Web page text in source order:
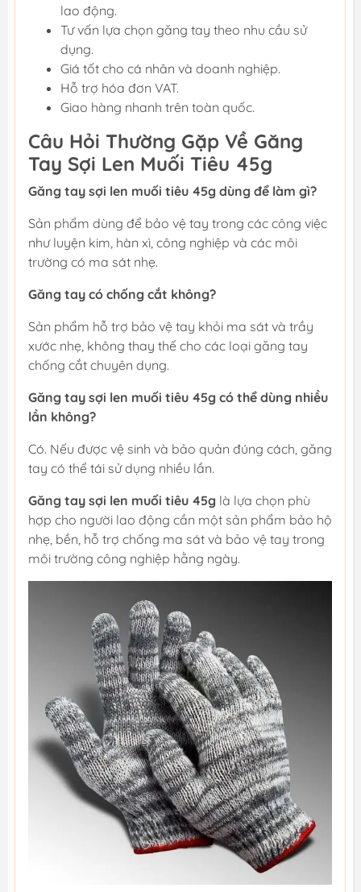
lao động.
Tư vấn lựa chọn găng tay theo nhu cầu sử
dụng.
Giá tốt cho cá nhân và doanh nghiệp.
Hỗ trợ hóa đơn VAT.
Giao hàng nhanh trên toàn quốc.
Câu Hỏi Thường Gặp Về Găng
Tay Sợi Len Muối Tiêu 45g
Găng tay sợi len muối tiêu 45g dùng để làm gì?
Sản phẩm dùng để bảo vệ tay trong các công việc
như luyện kim, hàn xì, công nghiệp và các môi
trường có ma sát nhẹ.
Găng tay có chống cắt không?
Sản phẩm hỗ trợ bảo vệ tay khỏi ma sát và trầy
xước nhẹ, không thay thế cho các loại găng tay
chống cắt chuyên dụng.
Găng tay sợi len muối tiêu 45g có thể dùng nhiều
lần không?
Có. Nếu được vệ sinh và bảo quản đúng cách, găng
tay có thể tái sử dụng nhiều lần.
Găng tay sợi len muối tiêu 45g là lựa chọn phù
hợp cho người lao động cần một sản phẩm bảo hộ
nhẹ, bền, hỗ trợ chống ma sát và bảo vệ tay trong
môi trường công nghiệp hằng ngày.